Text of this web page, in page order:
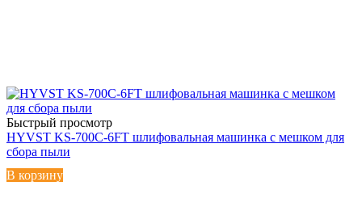
Быстрый просмотр
HYVST KS-700C-6FT шлифовальная машинка с мешком для
сбора пыли
В корзину